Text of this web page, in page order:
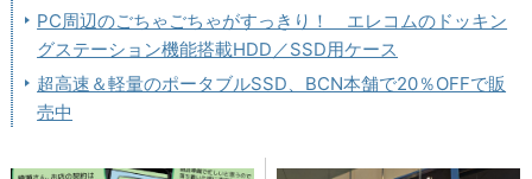
PC周辺のごちゃごちゃがすっきり！ エレコムのドッキン
グステーション機能搭載HDD／SSD用ケース
超高速＆軽量のポータブルSSD、BCN本舗で20％OFFで販
売中